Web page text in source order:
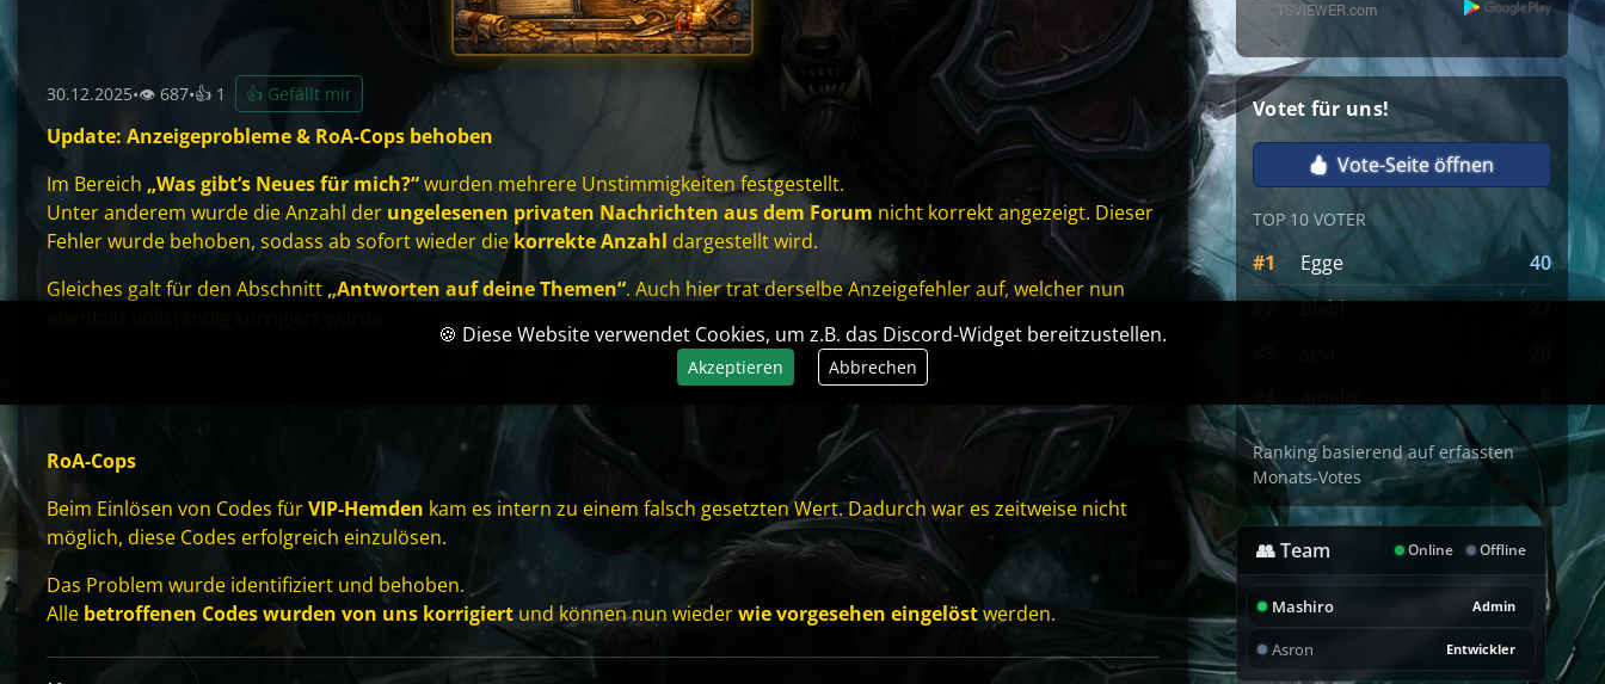
🍪 Diese Website verwendet Cookies, um z.B. das Discord-Widget bereitzustellen.
Akzeptieren Abbrechen
30.12.2025•👁 687•👍 1 👍 Gefällt mir
Update: Anzeigeprobleme & RoA-Cops behoben
Im Bereich „Was gibt’s Neues für mich?“wurden mehrere Unstimmigkeiten festgestellt.
Unter anderem wurde die Anzahl der ungelesenen privaten Nachrichten aus dem Forum nicht korrekt angezeigt. Dieser
Fehler wurde behoben, sodass ab sofort wieder diekorrekte Anzahl dargestellt wird.
Gleiches galt für den Abschnitt „Antworten auf deine Themen“. Auch hier trat derselbe Anzeige­fehler auf, welcher nun
RoA-Cops
Beim Einlösen von Codes fürVIP-Hemden kam es intern zu einem falsch gesetzten Wert. Dadurch war es zeitweise nicht
möglich, diese Codes erfolgreich einzulösen.
Das Problem wurde identifiziert und behoben.
Alle betroffenen Codes wurden von uns korrigiert und können nun wiederwie vorgesehen eingelöstwerden.
Votet für uns!
Vote-Seite öffnen
TOP 10 VOTER
#1 Egge
40
#2
Biebi
27
#4
amelix 8
Ranking basierend auf erfassten
Monats-Votes
👥 Team Online Offline
Mashiro Admin
Asron Entwickler